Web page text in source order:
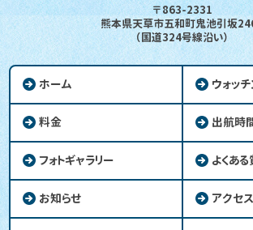
〒863-2331
熊本県天草市五和町鬼池引坂
（国道324号線沿い）
ホーム ウォッ
料金 出航時
フォトギャラリー よくあ
お知らせ アクセス